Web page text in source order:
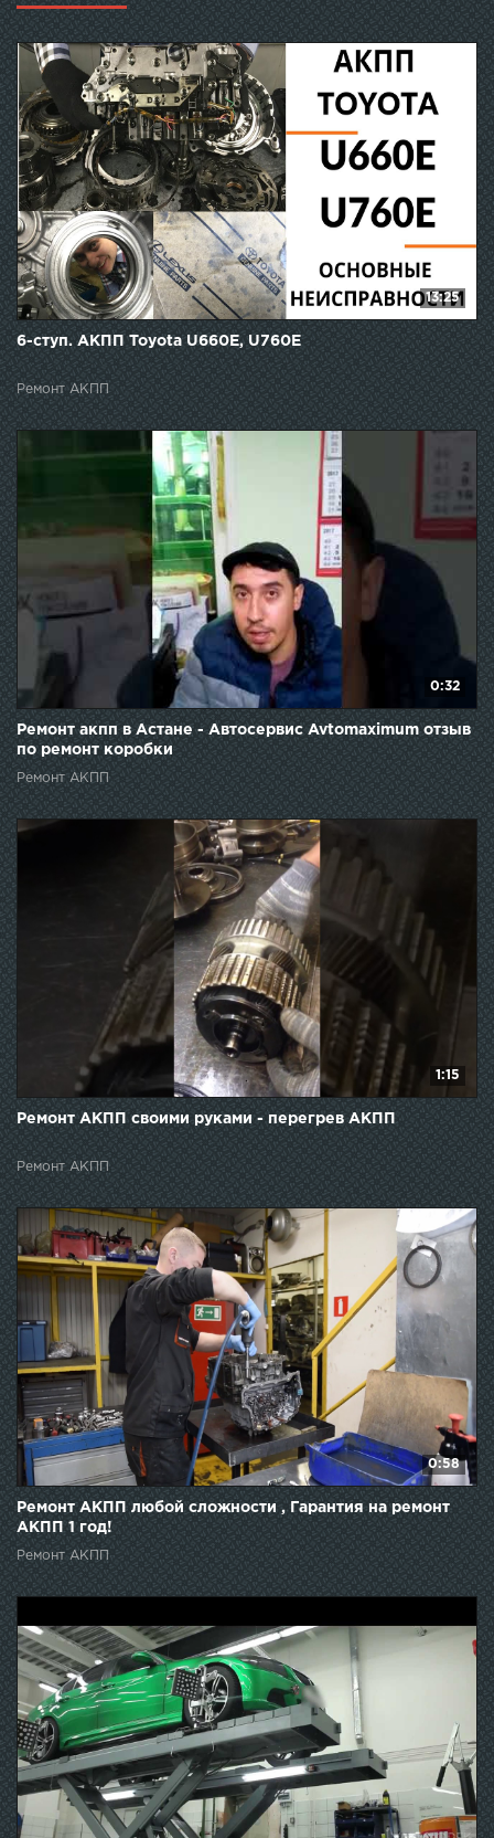
13:25
6-ступ. АКПП Toyota U660E, U760E
Ремонт АКПП
0:32
Ремонт акпп в Астане - Автосервис Avtomaximum отзыв
по ремонт коробки
Ремонт АКПП
1:15
Ремонт АКПП своими руками - перегрев АКПП
Ремонт АКПП
0:58
Ремонт АКПП любой сложности , Гарантия на ремонт
АКПП 1 год!
Ремонт АКПП